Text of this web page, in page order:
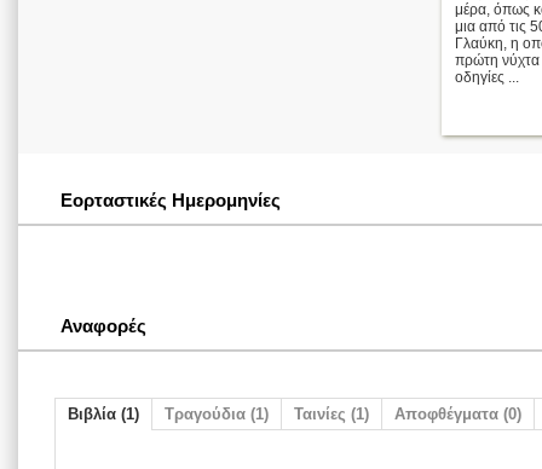
μέρα, όπως
μια από τις
Γλαύκη, η
πρώτη
οδηγίες ...
Εορταστικές Ημερομηνίες
Αναφορές
Βιβλία (1) Τραγούδια (1) Ταινίες (1) Αποφθέγματα (0)